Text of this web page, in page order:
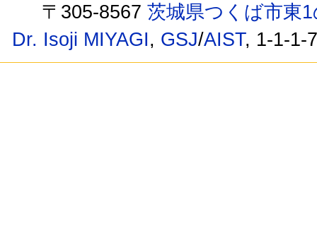
〒305-8567茨城県つくば市東
Dr. Isoji MIYAGI, GSJ/AIST, 1-1-1-